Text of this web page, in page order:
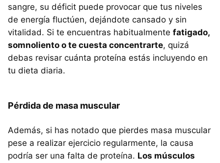
sangre, su déficit puede provocar que tus niveles
de energía fluctúen, dejándote cansado y sin
vitalidad. Si te encuentras habitualmente fatigado,
somnoliento o te cuesta concentrarte, quizá
debas revisar cuánta proteína estás incluyendo en
tu dieta diaria.
Pérdida de masa muscular
Además, si has notado que pierdes masa muscular
pese a realizar ejercicio regularmente, la causa
podría ser una falta de proteína. Los músculos